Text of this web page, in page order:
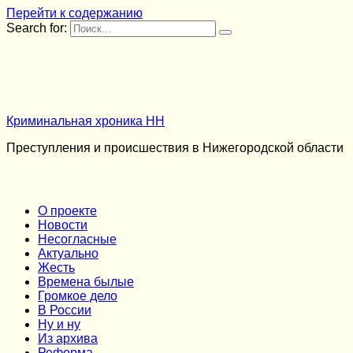
Перейти к содержанию
Search for:
Криминальная хроника НН
Преступления и происшествия в Нижегородской области
О проекте
Новости
Несогласные
Актуально
Жесть
Времена былые
Громкое дело
В России
Ну и ну
Из архива